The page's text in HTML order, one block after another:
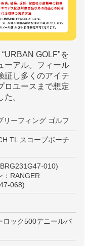
GOLF"を
ーアル。フィール
証し多くのアイテ
ロユースまで想定
。
リーフィング ゴルフ
TL スコープポーチ
010)
：RANGER
068)
ロック500デニールバ